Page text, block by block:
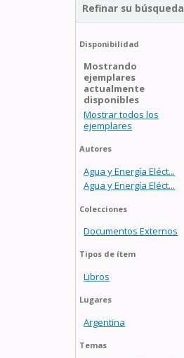
Refinar su búsqueda
Disponibilidad
Mostrando
ejemplares
actualmente
disponibles
Mostrar todos los
ejemplares
Autores
Agua y Energía Eléct...
Agua y Energía Eléct...
Colecciones
Documentos Externos
Tipos de ítem
Libros
Lugares
Argentina
Temas